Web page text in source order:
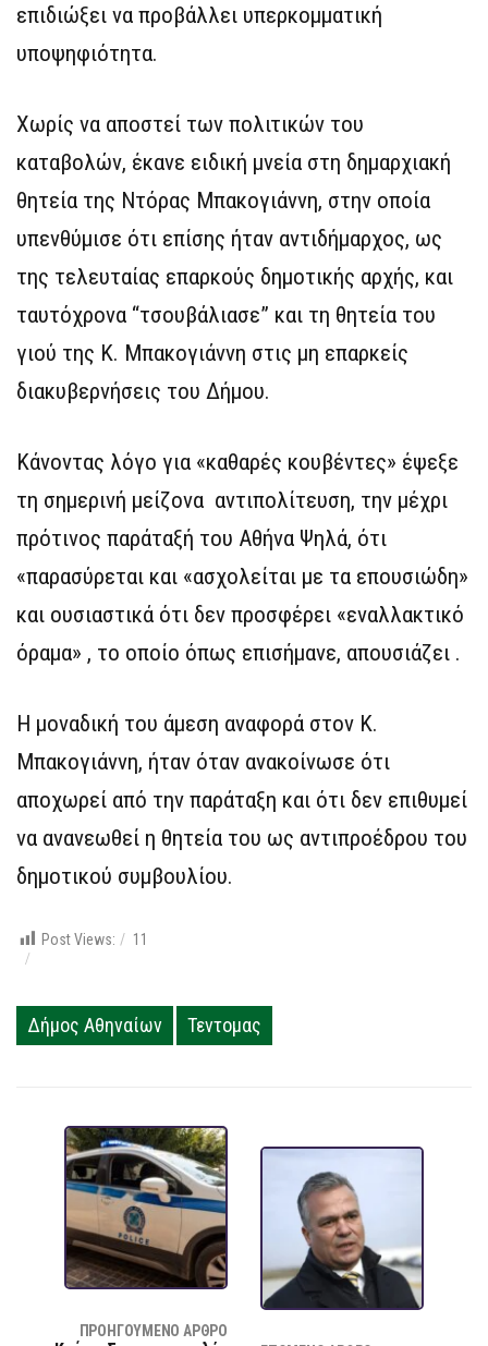
επιδιώξει να προβάλλει υπερκομματική
υποψηφιότητα.
Χωρίς να αποστεί των πολιτικών του
καταβολών, έκανε ειδική μνεία στη δημαρχιακή
θητεία της Ντόρας Μπακογιάννη, στην οποία
υπενθύμισε ότι επίσης ήταν αντιδήμαρχος, ως
της τελευταίας επαρκούς δημοτικής αρχής, και
ταυτόχρονα “τσουβάλιασε” και τη θητεία του
γιού της Κ. Μπακογιάννη στις μη επαρκείς
διακυβερνήσεις του Δήμου.
Κάνοντας λόγο για «καθαρές κουβέντες» έψεξε
τη σημερινή μείζονα αντιπολίτευση, την μέχρι
πρότινος παράταξή του Αθήνα Ψηλά, ότι
«παρασύρεται και «ασχολείται με τα επουσιώδη»
και ουσιαστικά ότι δεν προσφέρει «εναλλακτικό
όραμα» , το οποίο όπως επισήμανε, απουσιάζει .
Η μοναδική του άμεση αναφορά στον Κ.
Μπακογιάννη, ήταν όταν ανακοίνωσε ότι
αποχωρεί από την παράταξη και ότι δεν επιθυμεί
να ανανεωθεί η θητεία του ως αντιπροέδρου του
δημοτικού συμβουλίου.
Post Views: 11
Δήμος Αθηναίων Τεντομας
ΠΡΟΗΓΟΎΜΕΝΟ ΆΡΘΡΟ